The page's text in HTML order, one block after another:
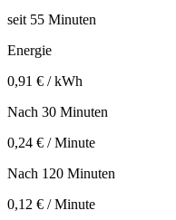
seit 55 Minuten
Energie
0,91 € / kWh
Nach 30 Minuten
0,24 € / Minute
Nach 120 Minuten
0,12 € / Minute